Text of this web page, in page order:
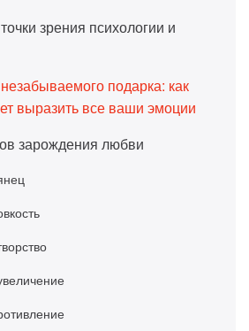
зрения психологии и
подарка: как
выразить все ваши эмоции
зарождения любви